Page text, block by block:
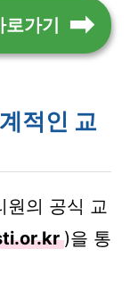
가기
적인 교
원의 공식 교
)을 통